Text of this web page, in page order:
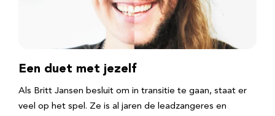
Een duet met jezelf
Als Britt Jansen besluit om in transitie te gaan, staat er
veel op het spel. Ze is al jaren de leadzangeres en